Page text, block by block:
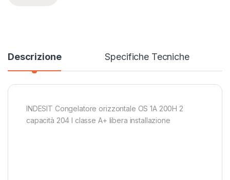
Descrizione Specifiche Tecniche
INDESIT Congelatore orizzontale OS 1A 200H 2
capacità 204 l classe A+ libera installazione